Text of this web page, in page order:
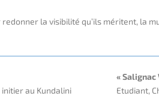
redonner la visibilité qu’ils méritent, la
au Kundalini
« Salignac
Etudiant,